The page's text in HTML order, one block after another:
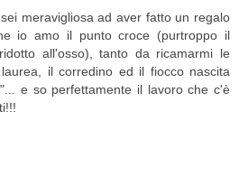
meravigliosa ad aver fatto un regalo
io amo il punto croce (purtroppo il
all'osso), tanto da ricamarmi le
il corredino ed il fiocco nascita
e so perfettamente il lavoro che c'è